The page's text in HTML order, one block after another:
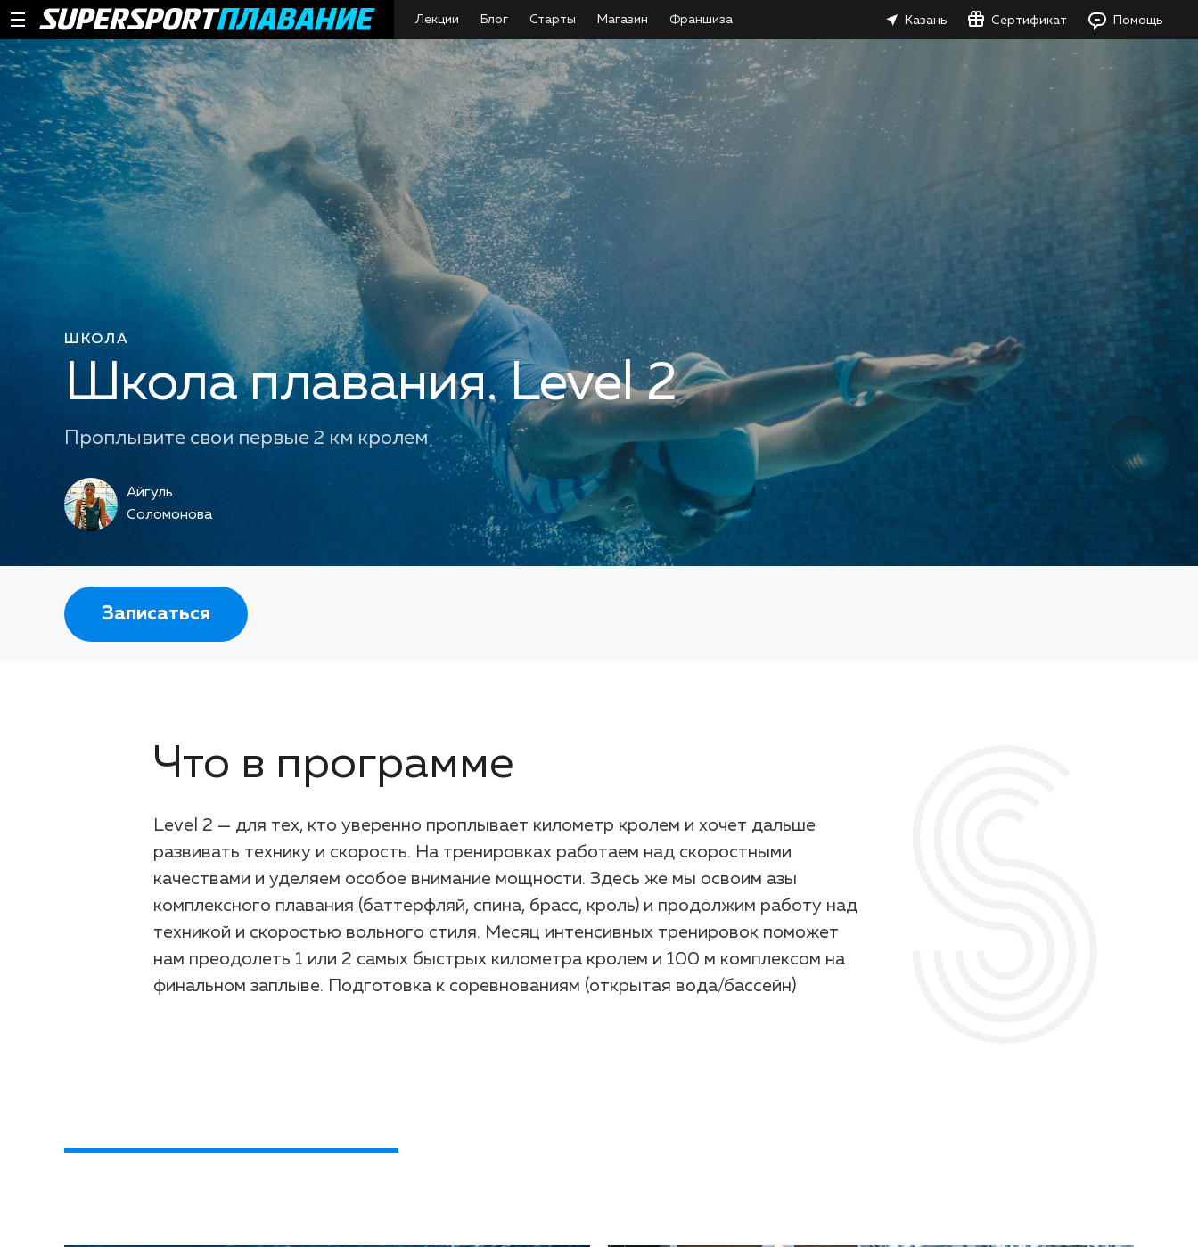
Лекции Блог Старты Магазин Франшиза Казань Сертификат Помощь
ШКОЛА
Школа плавания. Level 2
Проплывите свои первые 2 км кролем
Айгуль
Соломонова
Записаться
Что в программе
Level 2 — для тех, кто уверенно проплывает километр кролем и хочет дальше
развивать технику и скорость. На тренировках работаем над скоростными
качествами и уделяем особое внимание мощности. Здесь же мы освоим азы
комплексного плавания (баттерфляй, спина, брасс, кроль) и продолжим работу над
техникой и скоростью вольного стиля. Месяц интенсивных тренировок поможет
нам преодолеть 1 или 2 самых быстрых километра кролем и 100 м комплексом на
финальном заплыве. Подготовка к соревнованиям (открытая вода/бассейн)